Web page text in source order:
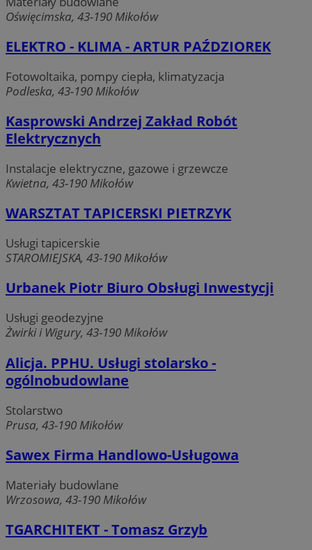
Oświęcimska, 43-190 Mikołów
ELEKTRO - KLIMA - ARTUR PAŹDZIOREK
Fotowoltaika, pompy ciepła, klimatyzacja
Podleska, 43-190 Mikołów
Kasprowski Andrzej Zakład Robót
Elektrycznych
Instalacje elektryczne, gazowe i grzewcze
Kwietna, 43-190 Mikołów
WARSZTAT TAPICERSKI PIETRZYK
Usługi tapicerskie
STAROMIEJSKA, 43-190 Mikołów
Urbanek Piotr Biuro Obsługi Inwestycji
Usługi geodezyjne
Żwirki i Wigury, 43-190 Mikołów
Alicja. PPHU. Usługi stolarsko -
ogólnobudowlane
Stolarstwo
Prusa, 43-190 Mikołów
Sawex Firma Handlowo-Usługowa
Materiały budowlane
Wrzosowa, 43-190 Mikołów
TGARCHITEKT - Tomasz Grzyb